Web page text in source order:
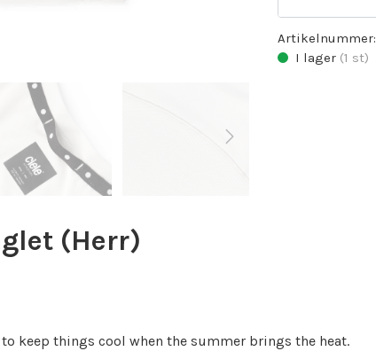
Artikelnummer:
I lager (1 st)
(Herr)
to keep things cool when the summer brings the heat.